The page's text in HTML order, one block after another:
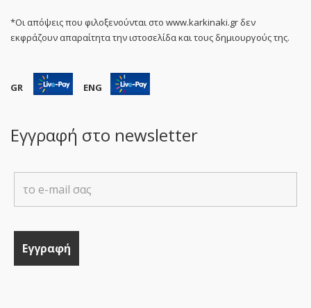
*Οι απόψεις που φιλοξενούνται στο www.karkinaki.gr δεν
εκφράζουν απαραίτητα την ιστοσελίδα και τους δημιουργούς της.
GR ENG
Εγγραφή στο newsletter